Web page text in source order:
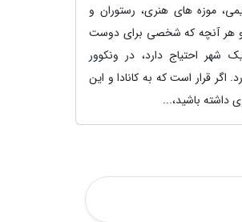
موزه های هنری، رستوران و
و هر آنچه که شخصی برای دوست
شهر احتیاج دارد، در ونکوور
اگر قرار است که به کانادا و این
داشته باشید،...